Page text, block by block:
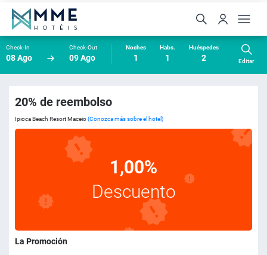
Check-In
08 Ago
Check-Out
09 Ago
Noches
1
Habs.
1
Huéspedes
2 Editar
20% de reembolso
Ipioca Beach Resort Maceio(Conozca más sobre el hotel)
1,00%
Descuento
La Promoción